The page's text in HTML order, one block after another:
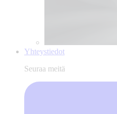
Yhteystiedot
Seuraa meitä